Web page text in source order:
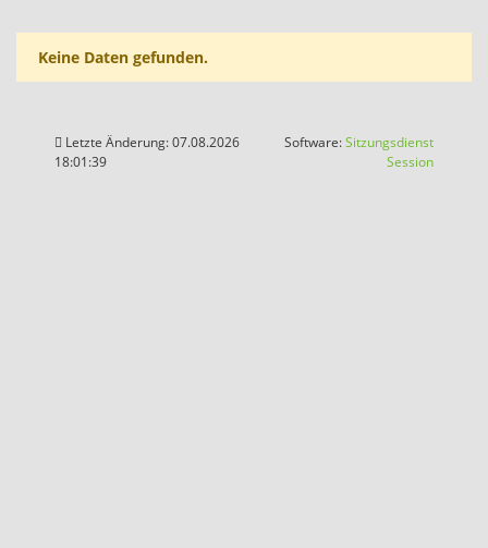
Keine Daten gefunden.
Letzte Änderung: 07.08.2026
18:01:39
Software:Sitzungsdienst
Session(Wird in